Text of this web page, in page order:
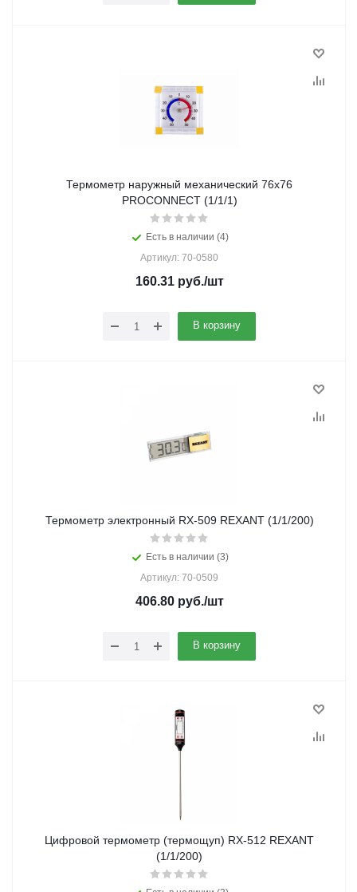
Термометр наружный механический 76х76
PROCONNECT (1/1/1)
Есть в наличии (4)
Артикул: 70-0580
160.31руб./шт
В корзину
Термометр электронный RX-509 REXANT (1/1/200)
Есть в наличии (3)
Артикул: 70-0509
406.80руб./шт
В корзину
Цифровой термометр (термощуп) RX-512 REXANT
(1/1/200)